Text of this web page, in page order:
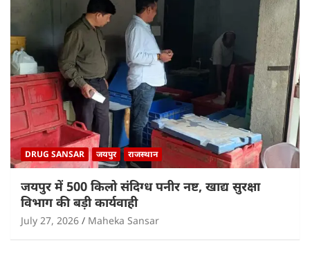
DRUG SANSAR जयपुर राजस्थान
जयपुर में 500 किलो संदिग्ध पनीर नष्ट, खाद्य सुरक्षा
विभाग की बड़ी कार्यवाही
July 27, 2026 Maheka Sansar